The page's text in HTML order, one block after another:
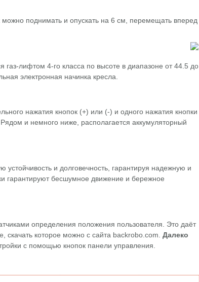
поднимать и опускать на 6 см, перемещать вперед
лифтом 4-го класса по высоте в диапазоне от 44.5 до
электронная начинка кресла.
нажатия кнопок (+) или (-) и одного нажатия кнопки
и немного ниже, располагается аккумуляторный
и долговечность, гарантируя надежную и
гарантируют бесшумное движение и бережное
определения положения пользователя. Это даёт
которое можно с сайта backrobo.com. Далеко
с помощью кнопок панели управления.